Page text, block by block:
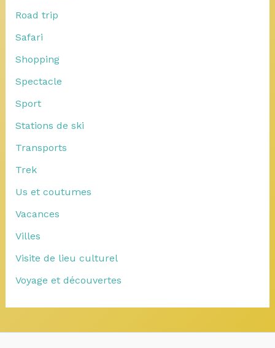
Road trip
Safari
Shopping
Spectacle
Sport
Stations de ski
Transports
Trek
Us et coutumes
Vacances
Villes
Visite de lieu culturel
Voyage et découvertes